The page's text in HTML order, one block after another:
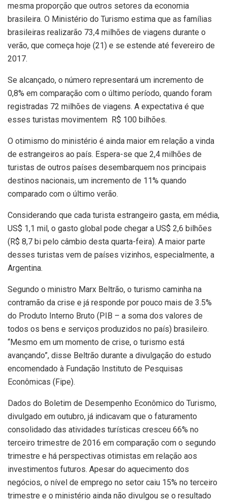
mesma proporção que outros setores da economia
brasileira. O Ministério do Turismo estima que as famílias
brasileiras realizarão 73,4 milhões de viagens durante o
verão, que começa hoje (21) e se estende até fevereiro de
2017.
Se alcançado, o número representará um incremento de
0,8% em comparação com o último período, quando foram
registradas 72 milhões de viagens. A expectativa é que
esses turistas movimentem R$ 100 bilhões.
O otimismo do ministério é ainda maior em relação a vinda
de estrangeiros ao país. Espera-se que 2,4 milhões de
turistas de outros países desembarquem nos principais
destinos nacionais, um incremento de 11% quando
comparado com o último verão.
Considerando que cada turista estrangeiro gasta, em média,
US$ 1,1 mil, o gasto global pode chegar a US$ 2,6 bilhões
(R$ 8,7 bi pelo câmbio desta quarta-feira). A maior parte
desses turistas vem de países vizinhos, especialmente, a
Argentina.
Segundo o ministro Marx Beltrão, o turismo caminha na
contramão da crise e já responde por pouco mais de 3.5%
do Produto Interno Bruto (PIB – a soma dos valores de
todos os bens e serviços produzidos no país) brasileiro.
“Mesmo em um momento de crise, o turismo está
avançando”, disse Beltrão durante a divulgação do estudo
encomendado à Fundação Instituto de Pesquisas
Econômicas (Fipe).
Dados do Boletim de Desempenho Econômico do Turismo,
divulgado em outubro, já indicavam que o faturamento
consolidado das atividades turísticas cresceu 66% no
terceiro trimestre de 2016 em comparação com o segundo
trimestre e há perspectivas otimistas em relação aos
investimentos futuros. Apesar do aquecimento dos
negócios, o nível de emprego no setor caiu 15% no terceiro
trimestre e o ministério ainda não divulgou se o resultado